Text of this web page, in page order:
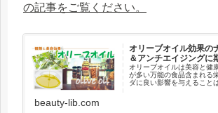
の記事をご覧ください。
オリーブオイル効果の
＆アンチエイジングに
オリーブオイルは美容と健
が多い万能の食品含まれる
ダに良い影響を与えること
ブオイルといっても色々な
使っても効果は同じ」とい
beauty-lib.com